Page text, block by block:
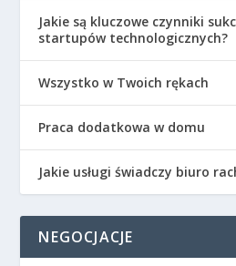
Jakie są kluczowe czynniki
startupów technologicznych?
Wszystko w Twoich rękach
Praca dodatkowa w domu
Jakie usługi świadczy biuro
NEGOCJACJE